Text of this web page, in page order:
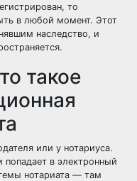
то
в любой момент. Этот
наследство, и
такое
или у нотариуса.
в электронный
нотариата — там